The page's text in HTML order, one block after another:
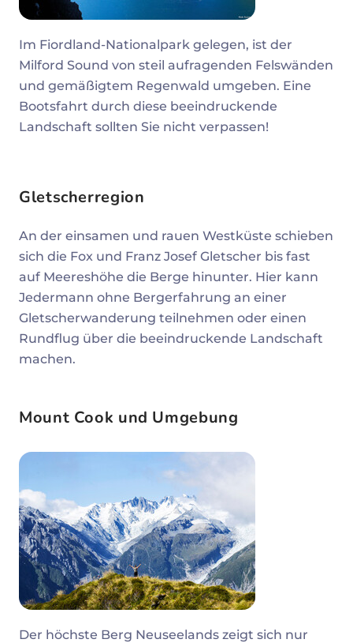
Im Fiordland-Nationalpark gelegen, ist der
Milford Sound von steil aufragenden Felswänden
und gemäßigtem Regenwald umgeben. Eine
Bootsfahrt durch diese beeindruckende
Landschaft sollten Sie nicht verpassen!
Gletscherregion
An der einsamen und rauen Westküste schieben
sich die Fox und Franz Josef Gletscher bis fast
auf Meereshöhe die Berge hinunter. Hier kann
Jedermann ohne Bergerfahrung an einer
Gletscherwanderung teilnehmen oder einen
Rundflug über die beeindruckende Landschaft
machen.
Mount Cook und Umgebung
Der höchste Berg Neuseelands zeigt sich nur